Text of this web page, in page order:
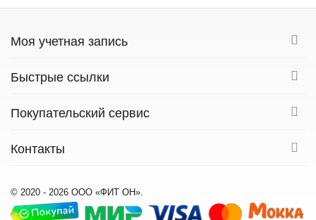
Моя учетная запись
Быстрые ссылки
Покупательский сервис
Контакты
© 2020 - 2026 ООО «ФИТ ОН».